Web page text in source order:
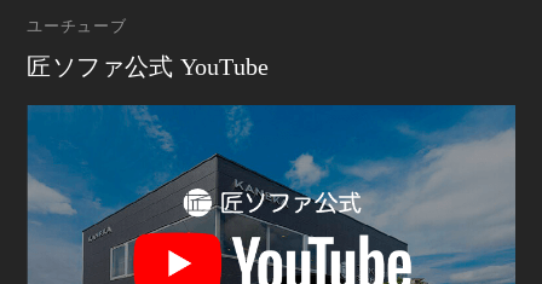
ユーチューブ
匠ソファ公式 YouTube